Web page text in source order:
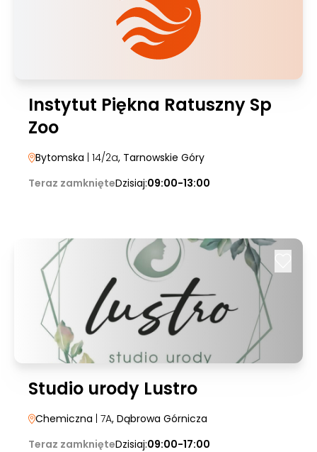
Instytut Piękna Ratuszny Sp
Zoo
Bytomska | 14/2a, Tarnowskie Góry
Teraz zamknięteDzisiaj:09:00-13:00
Studio urody Lustro
Chemiczna | 7A, Dąbrowa Górnicza
Teraz zamknięteDzisiaj:09:00-17:00